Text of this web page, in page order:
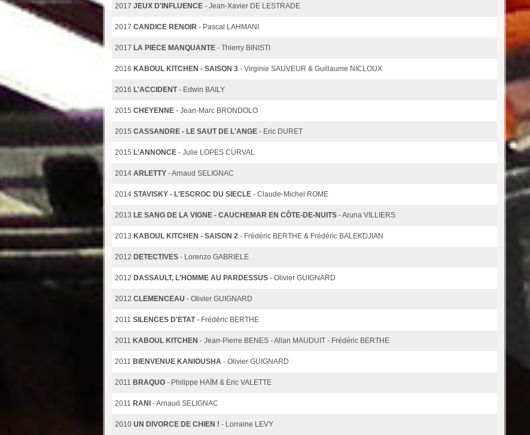
2017 JEUX D'INFLUENCE - Jean-Xavier DE LESTRADE
2017 CANDICE RENOIR - Pascal LAHMANI
2017 LA PIECE MANQUANTE - Thierry BINISTI
2016 KABOUL KITCHEN - SAISON 3 - Virginie SAUVEUR & Guillaume NICLOUX
2016 L'ACCIDENT - Edwin BAILY
2015 CHEYENNE - Jean-Marc BRONDOLO
2015 CASSANDRE - LE SAUT DE L'ANGE - Eric DURET
2015 L'ANNONCE - Julie LOPES CURVAL
2014 ARLETTY - Arnaud SELIGNAC
2014 STAVISKY - L'ESCROC DU SIECLE - Claude-Michel ROME
2013 LE SANG DE LA VIGNE - CAUCHEMAR EN CÔTE-DE-NUITS - Aruna VILLIERS
2013 KABOUL KITCHEN - SAISON 2 - Frédéric BERTHE & Frédéric BALEKDJIAN
2012 DETECTIVES - Lorenzo GABRIELE
2012 DASSAULT, L'HOMME AU PARDESSUS - Olivier GUIGNARD
2012 CLEMENCEAU - Olivier GUIGNARD
2011 SILENCES D'ETAT - Frédéric BERTHE
2011 KABOUL KITCHEN - Jean-Pierre BENES - Allan MAUDUIT - Frédéric BERTHE
2011 BIENVENUE KANIOUSHA - Olivier GUIGNARD
2011 BRAQUO - Philippe HAÏM & Eric VALETTE
2011 RANI - Arnaud SELIGNAC
2010 UN DIVORCE DE CHIEN ! - Lorraine LEVY